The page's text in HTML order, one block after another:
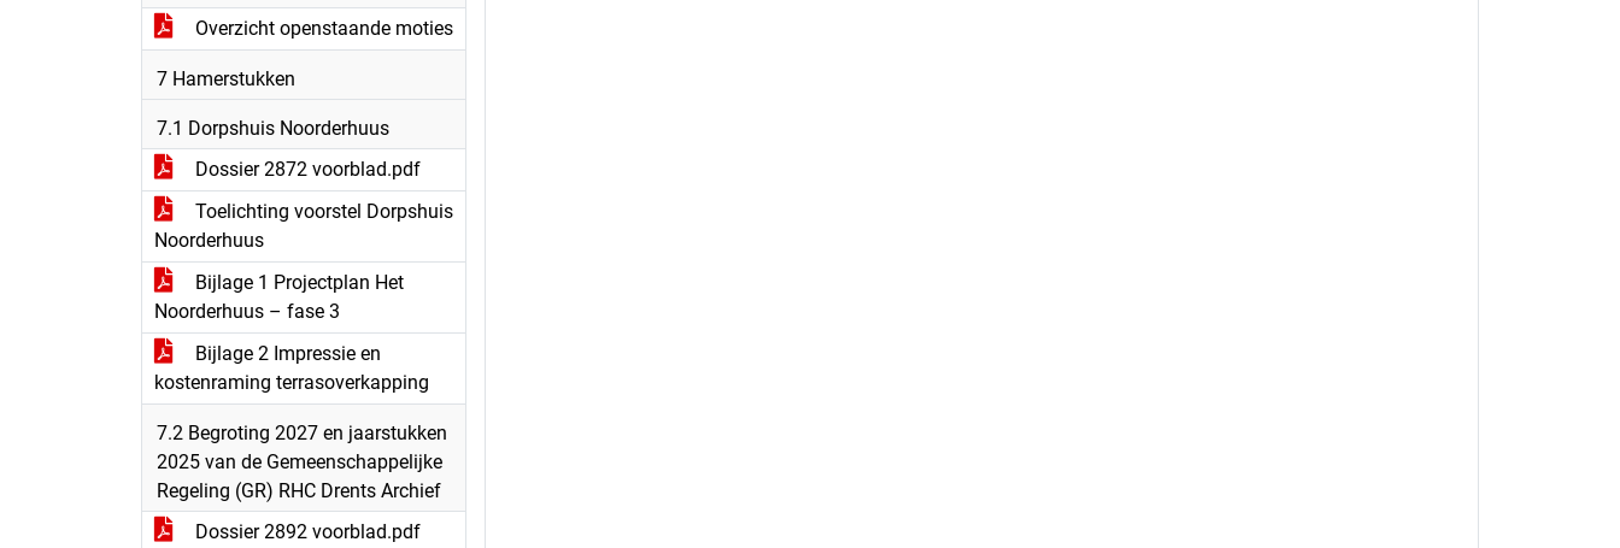
Overzicht openstaande moties
7 Hamerstukken
7.1 Dorpshuis Noorderhuus
Dossier 2872 voorblad.pdf
Toelichting voorstel Dorpshuis
Noorderhuus
Bijlage 1 Projectplan Het
Noorderhuus – fase 3
Bijlage 2 Impressie en
kostenraming terrasoverkapping
7.2 Begroting 2027 en jaarstukken
2025 van de Gemeenschappelijke
Regeling (GR) RHC Drents Archief
Dossier 2892 voorblad.pdf